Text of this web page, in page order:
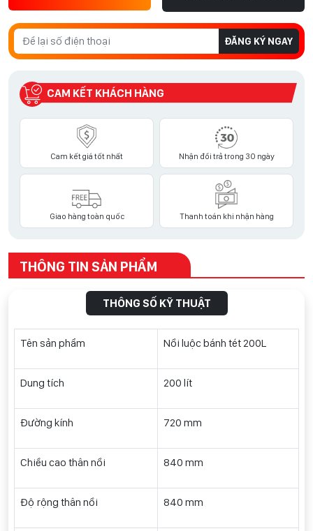
ĐĂNG KÝ NGAY
CAM KẾT KHÁCH HÀNG
Cam kết giá tốt nhất Nhận đổi trả trong 30 ngày
Giao hàng toàn quốc Thanh toán khi nhận hàng
THÔNG TIN SẢN PHẨM
THÔNG SỐ KỸ THUẬT
Tên sản phẩm Nồi luộc bánh tét 200L
Dung tích 200 lít
Đường kính 720 mm
Chiều cao thân nồi 840 mm
Độ rộng thân nồi 840 mm